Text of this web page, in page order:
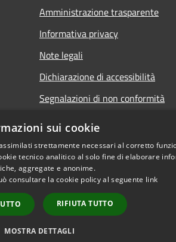
Amministrazione trasparente
Informativa privacy
Note legali
Dichiarazione di accessibilità
Segnalazioni di non conformità
Copyright © 2026 • Comune di
sui cookie
strettamente necessari al corretto
tecnico analitico al solo fine di elaborare
aggregate e anonime.
consultare la cookie policy al seguente link
RIFIUTA TUTTO
MOSTRA DETTAGLI